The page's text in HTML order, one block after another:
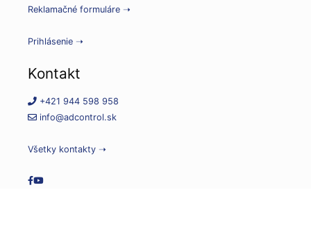
Reklamačné formuláre ➝
Prihlásenie ➝
Kontakt
+421 944 598 958
info@adcontrol.sk
Všetky kontakty ➝